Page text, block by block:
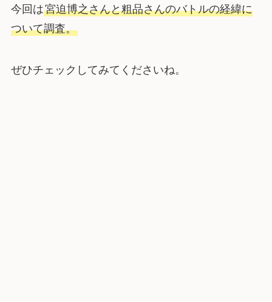
今回は宮迫博之さんと粗品さんのバトルの経緯に
ついて調査。
ぜひチェックしてみてくださいね。